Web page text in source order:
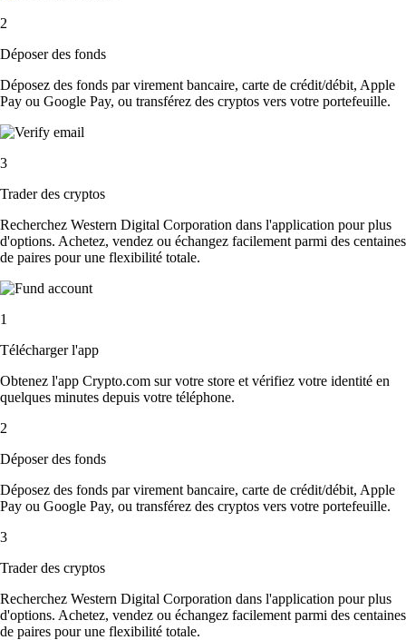
2
Déposer des fonds
Déposez des fonds par virement bancaire, carte de crédit/débit, Apple
Pay ou Google Pay, ou transférez des cryptos vers votre portefeuille.
3
Trader des cryptos
Recherchez Western Digital Corporation dans l'application pour plus
d'options. Achetez, vendez ou échangez facilement parmi des centaines
de paires pour une flexibilité totale.
1
Télécharger l'app
Obtenez l'app Crypto.com sur votre store et vérifiez votre identité en
quelques minutes depuis votre téléphone.
2
Déposer des fonds
Déposez des fonds par virement bancaire, carte de crédit/débit, Apple
Pay ou Google Pay, ou transférez des cryptos vers votre portefeuille.
3
Trader des cryptos
Recherchez Western Digital Corporation dans l'application pour plus
d'options. Achetez, vendez ou échangez facilement parmi des centaines
de paires pour une flexibilité totale.